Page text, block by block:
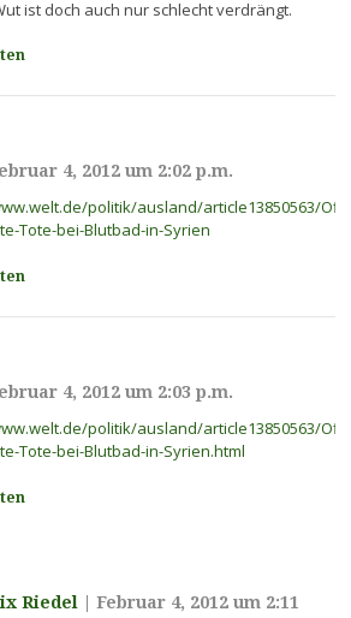
ist doch auch nur schlecht verdrängt.
4, 2012 um 2:02 p.m.
politik/ausland/article13850563/
Tote-bei-Blutbad-in-Syrien
4, 2012 um 2:03 p.m.
politik/ausland/article13850563/
Tote-bei-Blutbad-in-Syrien.html
Riedel
Februar 4, 2012 um 2:11